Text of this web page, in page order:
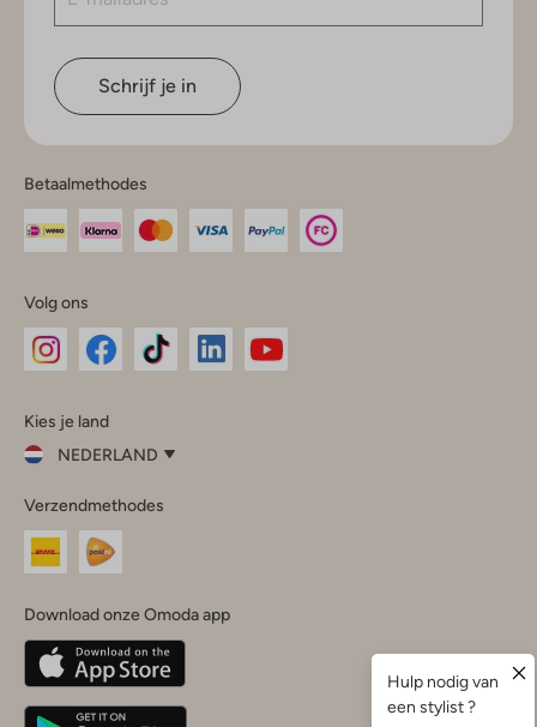
Schrijf je in
Betaalmethodes
Volg ons
InstagramFacebook
Kies je land
NEDERLAND
je
land
Nederland
Belgique(Français)
Deutschland
Verzendmethodes
Download onze Omoda app